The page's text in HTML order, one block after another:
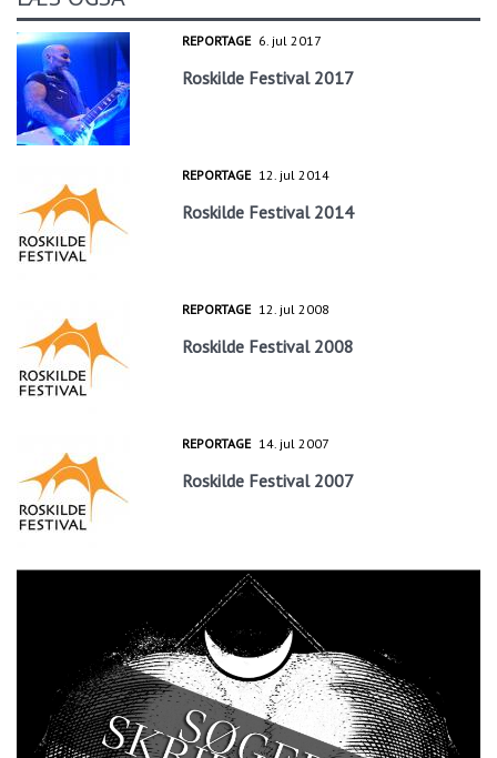
REPORTAGE 6. jul 2017
Roskilde Festival 2017
REPORTAGE 12. jul 2014
Roskilde Festival 2014
REPORTAGE 12. jul 2008
Roskilde Festival 2008
REPORTAGE 14. jul 2007
Roskilde Festival 2007